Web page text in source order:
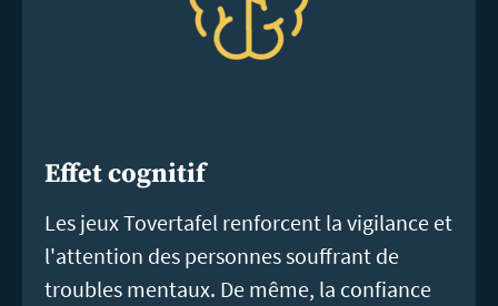
Effet cognitif
Les jeux Tovertafel renforcent la vigilance et
l'attention des personnes souffrant de
troubles mentaux. De même, la confiance